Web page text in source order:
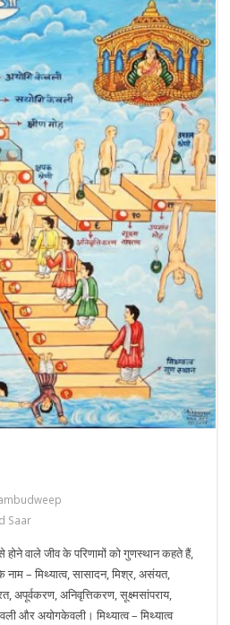
Saar
होने वाले जीव के परिणामों को गुणस्थान कहते हैं,
नाम – मिथ्यात्व, सासादन, मिश्र, असंयत,
अपूर्वकरण, अनिवृत्तिकरण, सूक्ष्मसांपराय,
और अयोगकेवली। मिथ्यात्व – मिथ्यात्व